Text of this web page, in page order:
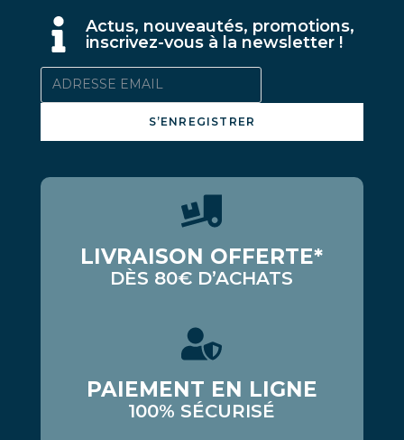
Actus, nouveautés, promotions,
inscrivez-vous à la newsletter !
S’ENREGISTRER
LIVRAISON OFFERTE*
DÈS 80€ D’ACHATS
PAIEMENT EN LIGNE
100% SÉCURISÉ